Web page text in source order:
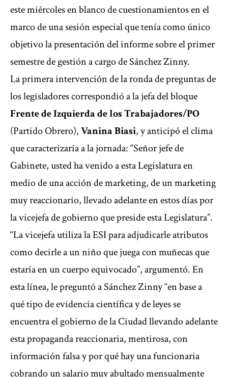
este miércoles en blanco de cuestionamientos en el
marco de una sesión especial que tenía como único
objetivo la presentación del informe sobre el primer
semestre de gestión a cargo de Sánchez Zinny.
La primera intervención de la ronda de preguntas de
los legisladores correspondió a la jefa del bloque
Frente de Izquierda de los Trabajadores/PO
(Partido Obrero),Vanina Biasi, y anticipó el clima
que caracterizaría a la jornada: “Señor jefe de
Gabinete, usted ha venido a esta Legislatura en
medio de una acción de marketing, de un marketing
muy reaccionario, llevado adelante en estos días por
la vicejefa de gobierno que preside esta Legislatura”.
“La vicejefa utiliza la ESI para adjudicarle atributos
como decirle a un niño que juega con muñecas que
estaría en un cuerpo equivocado”, argumentó. En
esta línea, le preguntó a Sánchez Zinny “en base a
qué tipo de evidencia científica y de leyes se
encuentra el gobierno de la Ciudad llevando adelante
esta propaganda reaccionaria, mentirosa, con
información falsa y por qué hay una funcionaria
cobrando un salario muy abultado mensualmente